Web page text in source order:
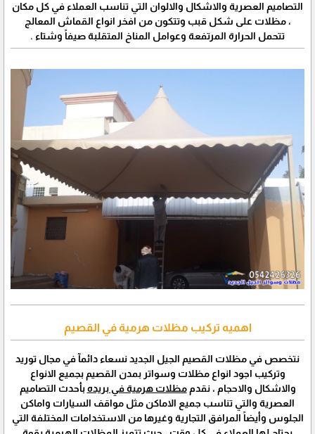
التصاميم العصرية والاشكال والالوان التي تناسب العملاء في كل مكان
، مظلات على شكل قبب وتتكون من افخر انواع القماش المعالج
تتحمل الحرارة المرتفعة وعوامل المناخ المتقلبة صيفاً وشتاء .
اهميه تركيب مظلات هرمية في القصيم
نتخصص في مظلات القصيم الجيل الجديد نسعاء دائمآ في مجال توريد
وتركيب اجود انواع مظلات وسواتر بمدن القصيم بجميع الانواع
والاشكال والاحجام ، نقدممظلات هرمية في بريدهبأحدث التصاميم
العصرية والتي تناسب جميع الاماكن مثل مواقف السيارات واماكن
الجلوس وأيضاً المرافق التجارية وغيرها من الاستخدامات المختلفة التي